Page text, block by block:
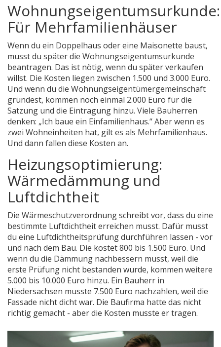
Wohnungseigentumsurkunde:
Für Mehrfamilienhäuser
Wenn du ein Doppelhaus oder eine Maisonette baust,
musst du später die Wohnungseigentumsurkunde
beantragen. Das ist nötig, wenn du später verkaufen
willst. Die Kosten liegen zwischen 1.500 und 3.000 Euro.
Und wenn du die Wohnungseigentümergemeinschaft
gründest, kommen noch einmal 2.000 Euro für die
Satzung und die Eintragung hinzu. Viele Bauherren
denken: „Ich baue ein Einfamilienhaus.“ Aber wenn es
zwei Wohneinheiten hat, gilt es als Mehrfamilienhaus.
Und dann fallen diese Kosten an.
Heizungsoptimierung:
Wärmedämmung und
Luftdichtheit
Die Wärmeschutzverordnung schreibt vor, dass du eine
bestimmte Luftdichtheit erreichen musst. Dafür musst
du eine Luftdichtheitsprüfung durchführen lassen - vor
und nach dem Bau. Die kostet 800 bis 1.500 Euro. Und
wenn du die Dämmung nachbessern musst, weil die
erste Prüfung nicht bestanden wurde, kommen weitere
5.000 bis 10.000 Euro hinzu. Ein Bauherr in
Niedersachsen musste 7.500 Euro nachzahlen, weil die
Fassade nicht dicht war. Die Baufirma hatte das nicht
richtig gemacht - aber die Kosten musste er tragen.